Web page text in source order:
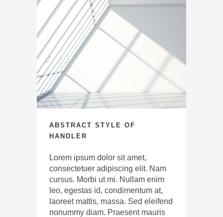
ABSTRACT STYLE OF
HANDLER
Lorem ipsum dolor sit amet,
consectetuer adipiscing elit. Nam
cursus. Morbi ut mi. Nullam enim
leo, egestas id, condimentum at,
laoreet mattis, massa. Sed eleifend
nonummy diam. Praesent mauris